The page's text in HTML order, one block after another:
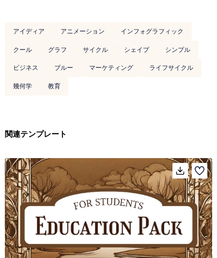
アイディア アニメーション
インフォグラフィック
クール
グラフ サイクル シェイプ
シンプル
ビジネス
ブルー マーケティング
ライフサイクル
幾何学
教育
関連テンプレート